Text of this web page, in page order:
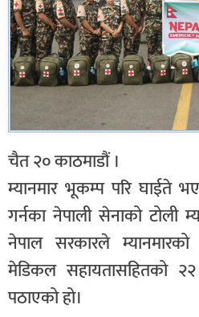
चैत २० काठमाडौं ।
म्यानमार भूकम्प परि घाईते
गर्नका नेपाली सेनाको टोली
नेपाल सरकारले
मेडिकल सहायतासहितको
पठाएको हो।